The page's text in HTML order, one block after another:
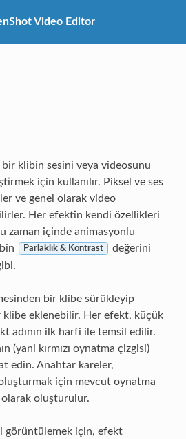
Video Editor
bir klibin sesini veya videosunu
için kullanılır. Piksel ve ses
ve genel olarak video
Her efektin kendi özellikleri
zaman içinde animasyonlu
Parlaklık & Kontrast
değerini
bir klibe sürükleyip
klibe eklenebilir. Her efekt, küçük
adının ilk harfi ile temsil edilir.
(yani kırmızı oynatma çizgisi)
edin. Anahtar kareler,
oluşturmak için mevcut oynatma
oluşturulur.
görüntülemek için, efekt